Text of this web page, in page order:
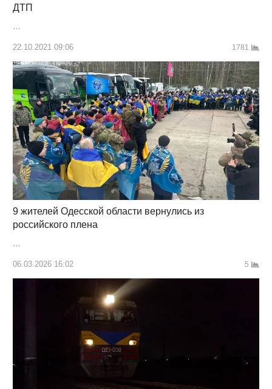
ДТП
22.10.2021 09:06 1781
9 жителей Одесской области вернулись из
российского плена
…
06.03.2026 16:02 5